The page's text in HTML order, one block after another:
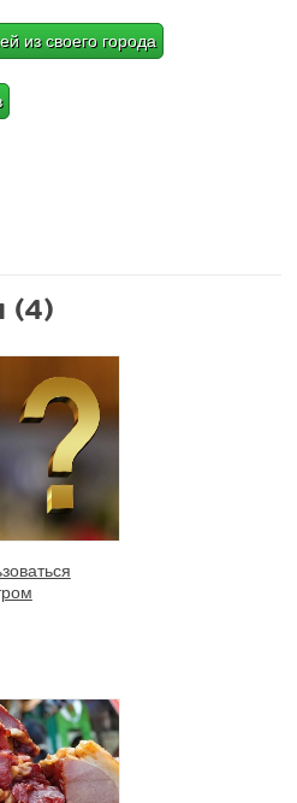
из своего города
(4)